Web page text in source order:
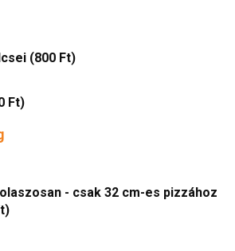
(800 Ft)
Ft)
- csak 32 cm-es pizzához